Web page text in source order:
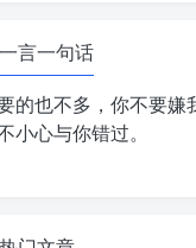
一言一句话
的也不多，你不要嫌
小心与你错过。